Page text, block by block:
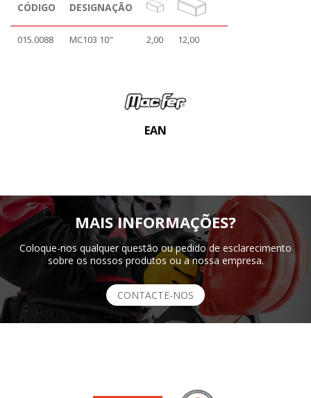
CÓDIGO DESIGNAÇÃO
015.0088 MC103 10" 2,00 12,00
EAN
MAIS INFORMAÇÕES?
Coloque-nos qualquer questão ou pedido de esclarecimento
sobre os nossos produtos ou a nossa empresa.
CONTACTE-NOS